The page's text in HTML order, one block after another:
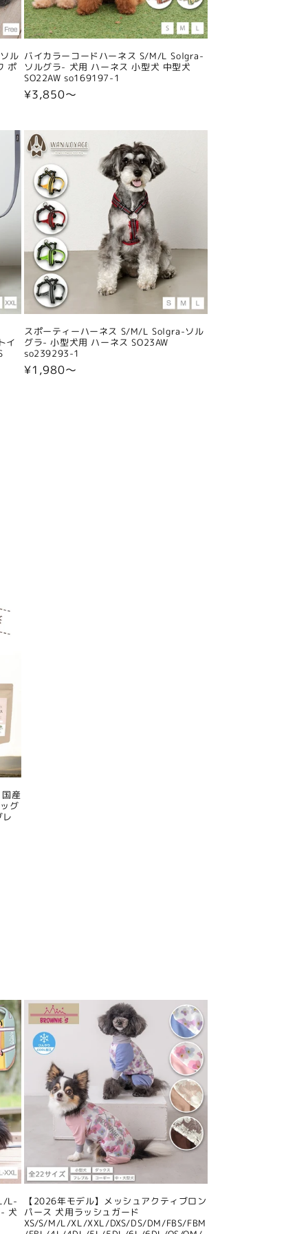
ル
ポ
バイカラーコードハーネス S/M/L Solgra-
ソルグラ- 犬用 ハーネス 小型犬 中型犬
SO22AW so169197-1
通
格
¥3,850〜
イ
スポーティーハーネス S/M/L Solgra-ソル
グラ- 小型犬用 ハーネス SO23AW
so239293-1
通
¥1,980〜
産
グ
L-
犬
【2026年モデル】メッシュアクティブロン
パース 犬用ラッシュガード
XS/S/M/L/XL/XXL/DXS/DS/DM/FBS/FBM